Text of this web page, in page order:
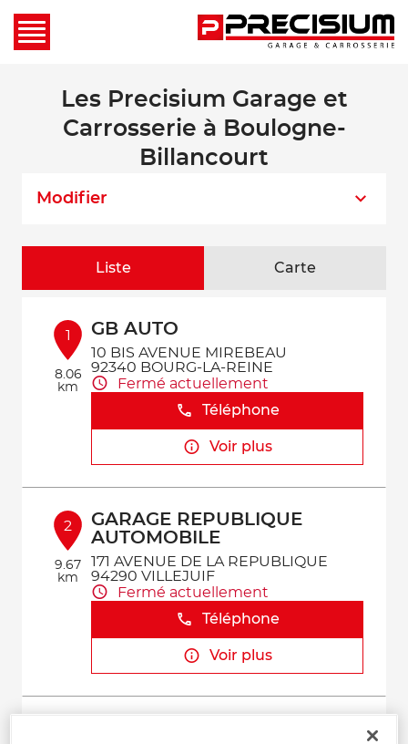
Les Precisium Garage et
Carrosserie à Boulogne-
Billancourt
Modifier
Liste Carte
1
8.06
km
GB AUTO
10 BIS AVENUE MIREBEAU
92340 BOURG-LA-REINE
Fermé actuellement
Téléphone
Voir plus
2
9.67
km
GARAGE REPUBLIQUE
AUTOMOBILE
171 AVENUE DE LA REPUBLIQUE
94290 VILLEJUIF
Fermé actuellement
Téléphone
Voir plus